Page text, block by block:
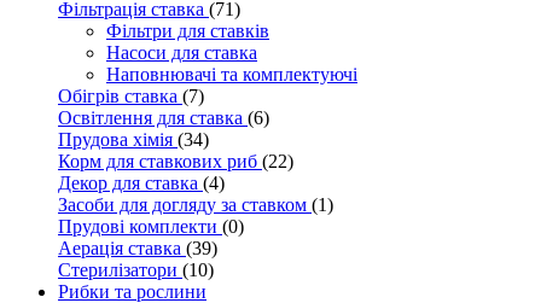
Фільтрація ставка (71)
Фільтри для ставків
Насоси для ставка
Наповнювачі та комплектуючі
Обігрів ставка (7)
Освітлення для ставка (6)
Прудова хімія (34)
Корм для ставкових риб (22)
Декор для ставка (4)
Засоби для догляду за ставком (1)
Прудові комплекти (0)
Аерація ставка (39)
Стерилізатори (10)
Рибки та рослини